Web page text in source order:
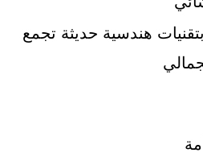
هندسية حديثة تجمع